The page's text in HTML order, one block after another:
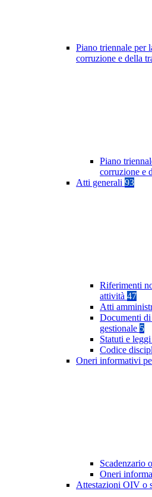
Piano triennale per
corruzione e della
Piano
corruzione e
Atti generali 93
Riferimenti
attività 47
Atti
Documenti di
gestionale 5
Statuti e
Codice
Oneri informativi
Scadenzario
Oneri
Attestazioni OIV o